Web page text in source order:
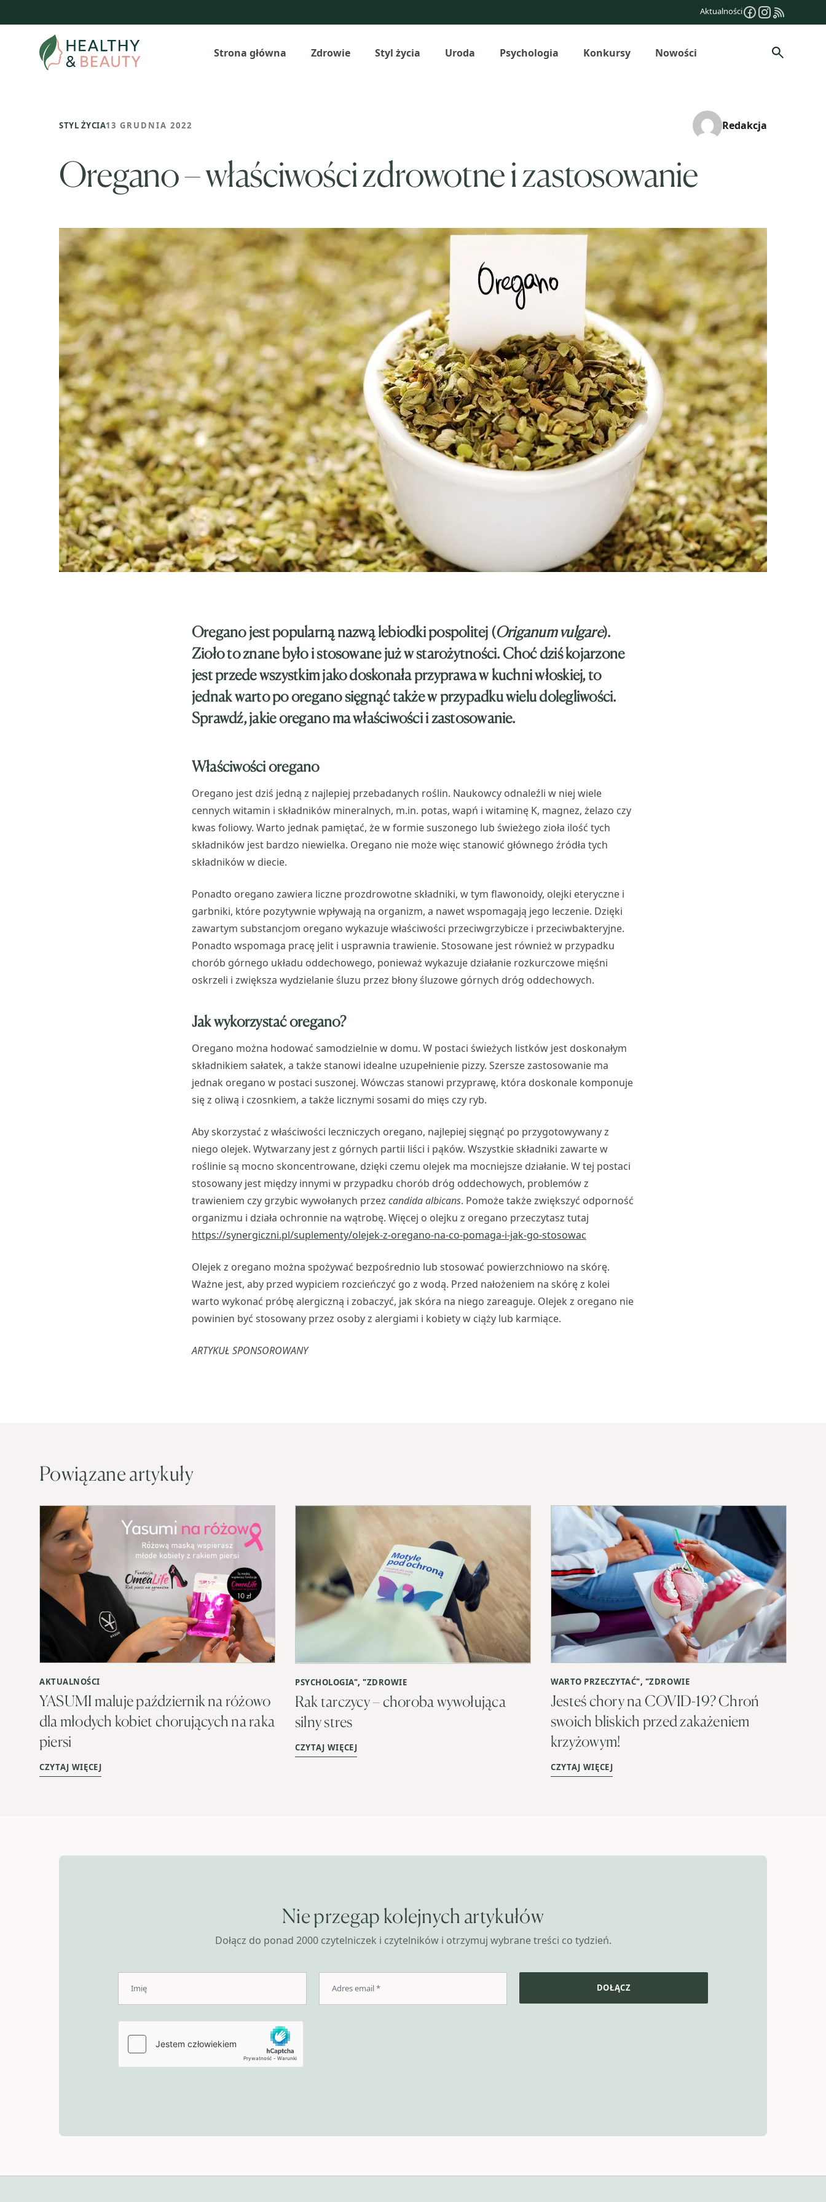
do
Aktualności
Strona główna Zdrowie Styl życia Uroda Psychologia Konkursy Nowości Szukaj
STYL ŻYCIA13 GRUDNIA 2022 Redakcja
Oregano – właściwości zdrowotne i zastosowanie
Oregano jest popularną nazwą lebiodki pospolitej (Origanum vulgare).
Zioło to znane było i stosowane już w starożytności. Choć dziś kojarzone
jest przede wszystkim jako doskonała przyprawa w kuchni włoskiej, to
jednak warto po oregano sięgnąć także w przypadku wielu dolegliwości.
Sprawdź, jakie oregano ma właściwości i zastosowanie.
Właściwości oregano
Oregano jest dziś jedną z najlepiej przebadanych roślin. Naukowcy odnaleźli w niej wiele
cennych witamin i składników mineralnych, m.in. potas, wapń i witaminę K, magnez, żelazo czy
kwas foliowy. Warto jednak pamiętać, że w formie suszonego lub świeżego zioła ilość tych
składników jest bardzo niewielka. Oregano nie może więc stanowić głównego źródła tych
składników w diecie.
Ponadto oregano zawiera liczne prozdrowotne składniki, w tym flawonoidy, olejki eteryczne i
garbniki, które pozytywnie wpływają na organizm, a nawet wspomagają jego leczenie. Dzięki
zawartym substancjom oregano wykazuje właściwości przeciwgrzybicze i przeciwbakteryjne.
Ponadto wspomaga pracę jelit i usprawnia trawienie. Stosowane jest również w przypadku
chorób górnego układu oddechowego, ponieważ wykazuje działanie rozkurczowe mięśni
oskrzeli i zwiększa wydzielanie śluzu przez błony śluzowe górnych dróg oddechowych.
Jak wykorzystać oregano?
Oregano można hodować samodzielnie w domu. W postaci świeżych listków jest doskonałym
składnikiem sałatek, a także stanowi idealne uzupełnienie pizzy. Szersze zastosowanie ma
jednak oregano w postaci suszonej. Wówczas stanowi przyprawę, która doskonale komponuje
się z oliwą i czosnkiem, a także licznymi sosami do mięs czy ryb.
Aby skorzystać z właściwości leczniczych oregano, najlepiej sięgnąć po przygotowywany z
niego olejek. Wytwarzany jest z górnych partii liści i pąków. Wszystkie składniki zawarte w
roślinie są mocno skoncentrowane, dzięki czemu olejek ma mocniejsze działanie. W tej postaci
stosowany jest między innymi w przypadku chorób dróg oddechowych, problemów z
trawieniem czy grzybic wywołanych przez candida albicans. Pomoże także zwiększyć odporność
organizmu i działa ochronnie na wątrobę. Więcej o olejku z oregano przeczytasz tutaj
https://synergiczni.pl/suplementy/olejek-z-oregano-na-co-pomaga-i-jak-go-stosowac
Olejek z oregano można spożywać bezpośrednio lub stosować powierzchniowo na skórę.
Ważne jest, aby przed wypiciem rozcieńczyć go z wodą. Przed nałożeniem na skórę z kolei
warto wykonać próbę alergiczną i zobaczyć, jak skóra na niego zareaguje. Olejek z oregano nie
powinien być stosowany przez osoby z alergiami i kobiety w ciąży lub karmiące.
ARTYKUŁ SPONSOROWANY
Powiązane artykuły
AKTUALNOŚCI
YASUMI maluje październik na różowo
dla młodych kobiet chorujących na raka
piersi
CZYTAJ WIĘCEJ
PSYCHOLOGIA", "ZDROWIE
Rak tarczycy – choroba wywołująca
silny stres
CZYTAJ WIĘCEJ
WARTO PRZECZYTAĆ", "ZDROWIE
Jesteś chory na COVID-19? Chroń
swoich bliskich przed zakażeniem
krzyżowym!
CZYTAJ WIĘCEJ
Nie przegap kolejnych artykułów
Dołącz do ponad 2000 czytelniczek i czytelników i otrzymuj wybrane treści co tydzień.